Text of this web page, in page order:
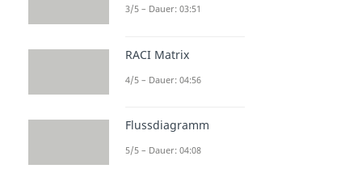
3/5 – Dauer: 03:51
RACI Matrix
4/5 – Dauer: 04:56
Flussdiagramm
5/5 – Dauer: 04:08